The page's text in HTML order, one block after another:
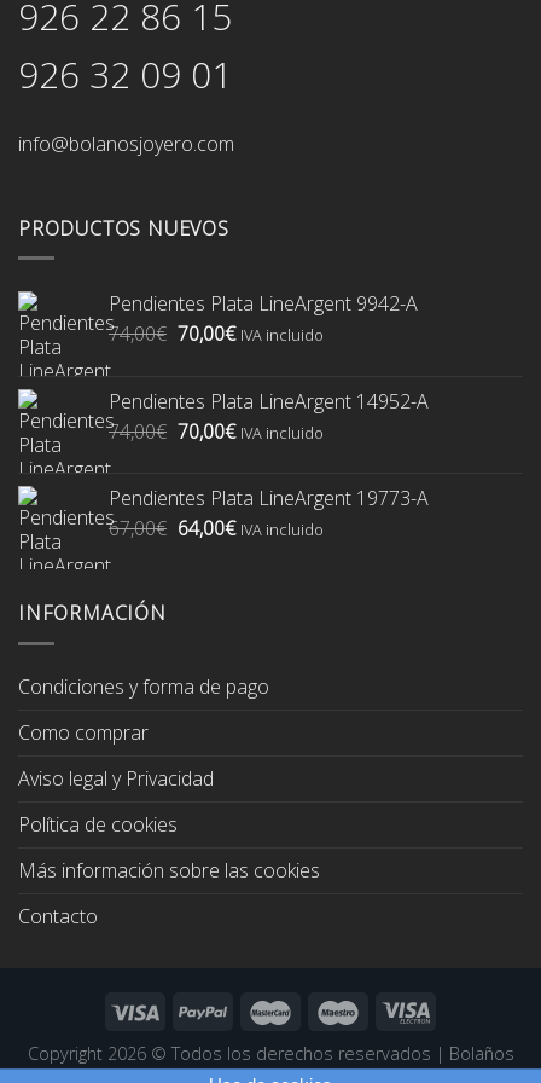
926 22 86 15
926 32 09 01
info@bolanosjoyero.com
PRODUCTOS NUEVOS
Pendientes Plata LineArgent 9942-A
74,00€ El
era:
74,00€.
70,00€El
es:
70,00€.
IVA incluido
Pendientes Plata LineArgent 14952-A
74,00€ El
era:
74,00€.
70,00€El
es:
70,00€.
IVA incluido
Pendientes Plata LineArgent 19773-A
67,00€ El
64,00€ElIVA incluido
INFORMACIÓN
Condiciones y forma de pago
Como comprar
Aviso legal y Privacidad
Política de cookies
Más información sobre las cookies
Contacto
Copyright 2026 © Todos los derechos reservados | Bolaños